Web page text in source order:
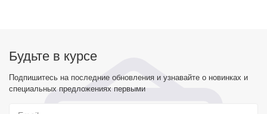
Будьте в курсе
Подпишитесь на последние обновления и узнавайте о новинках и
специальных предложениях первыми